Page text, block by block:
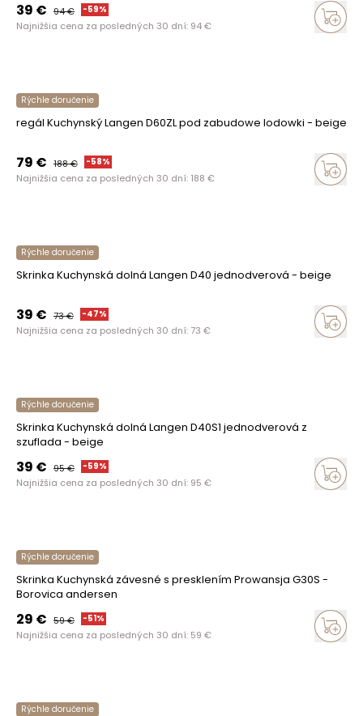
39 € 94€ -59%
Najnižšia cena za posledných 30 dní: 94€
Rýchle doručenie
regál Kuchynský Langen D60ZL pod zabudowe lodowki - beige
79 € 188€ -58%
Najnižšia cena za posledných 30 dní: 188 €
Rýchle doručenie
Skrinka Kuchynská dolná Langen D40 jednodverová - beige
39 € 73€ -47%
Najnižšia cena za posledných 30 dní: 73 €
Rýchle doručenie
Skrinka Kuchynská dolná Langen D40S1 jednodverová z
szuflada - beige
39 € 95€ -59%
Najnižšia cena za posledných 30 dní: 95 €
Rýchle doručenie
Skrinka Kuchynská závesné s presklením Prowansja G30S -
Borovica andersen
29 € 59€ -51%
Najnižšia cena za posledných 30 dní: 59 €
Rýchle doručenie